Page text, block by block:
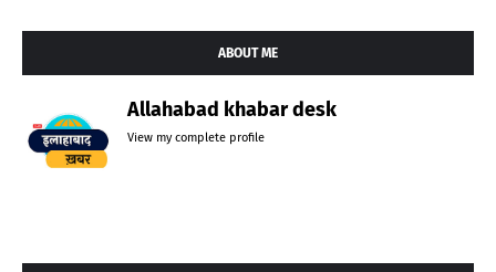
ABOUT ME
Allahabad khabar desk
View my complete profile